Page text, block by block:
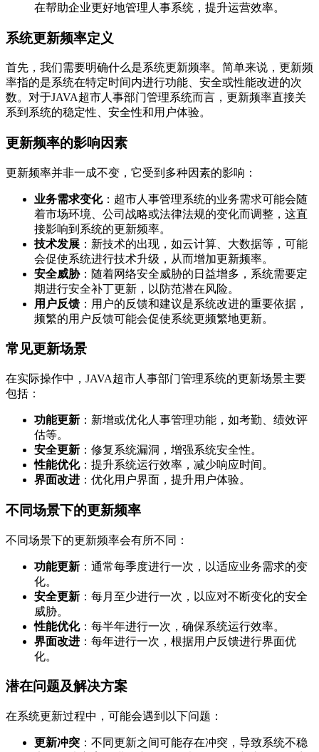
在帮助企业更好地管理人事系统，提升运营效率。
系统更新频率定义
首先，我们需要明确什么是系统更新频率。简单来说，更新频
率指的是系统在特定时间内进行功能、安全或性能改进的次
数。对于JAVA超市人事部门管理系统而言，更新频率直接关
系到系统的稳定性、安全性和用户体验。
更新频率的影响因素
更新频率并非一成不变，它受到多种因素的影响：
业务需求变化：超市人事管理系统的业务需求可能会随
着市场环境、公司战略或法律法规的变化而调整，这直
接影响到系统的更新频率。
技术发展 ：新技术的出现，如云计算、大数据等，可能
会促使系统进行技术升级，从而增加更新频率。
安全威胁：随着网络安全威胁的日益增多，系统需要定
期进行安全补丁更新，以防范潜在风险。
用户反馈 ：用户的反馈和建议是系统改进的重要依据，
频繁的用户反馈可能会促使系统更频繁地更新。
常见更新场景
在实际操作中，JAVA超市人事部门管理系统的更新场景主要
包括：
功能更新 ：新增或优化人事管理功能，如考勤、绩效评
估等。
安全更新 ：修复系统漏洞，增强系统安全性。
性能优化：提升系统运行效率，减少响应时间。
界面改进 ：优化用户界面，提升用户体验。
不同场景下的更新频率
不同场景下的更新频率会有所不同：
功能更新 ：通常每季度进行一次，以适应业务需求的变
化。
安全更新 ：每月至少进行一次，以应对不断变化的安全
威胁。
性能优化：每半年进行一次，确保系统运行效率。
界面改进 ：每年进行一次，根据用户反馈进行界面优
化。
潜在问题及解决方案
在系统更新过程中，可能会遇到以下问题：
更新冲突 ：不同更新之间可能存在冲突，导致系统不稳